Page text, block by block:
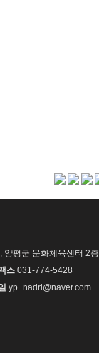
양평군 문화체육센터 2층
스 031-774-5428
yp_nadri@naver.com